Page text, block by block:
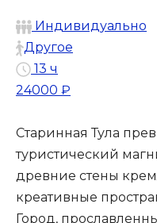
Индивидуально
Другое
13 ч
24000 ₽
Старинная Тула
туристический
древние стены
креативные
Город,